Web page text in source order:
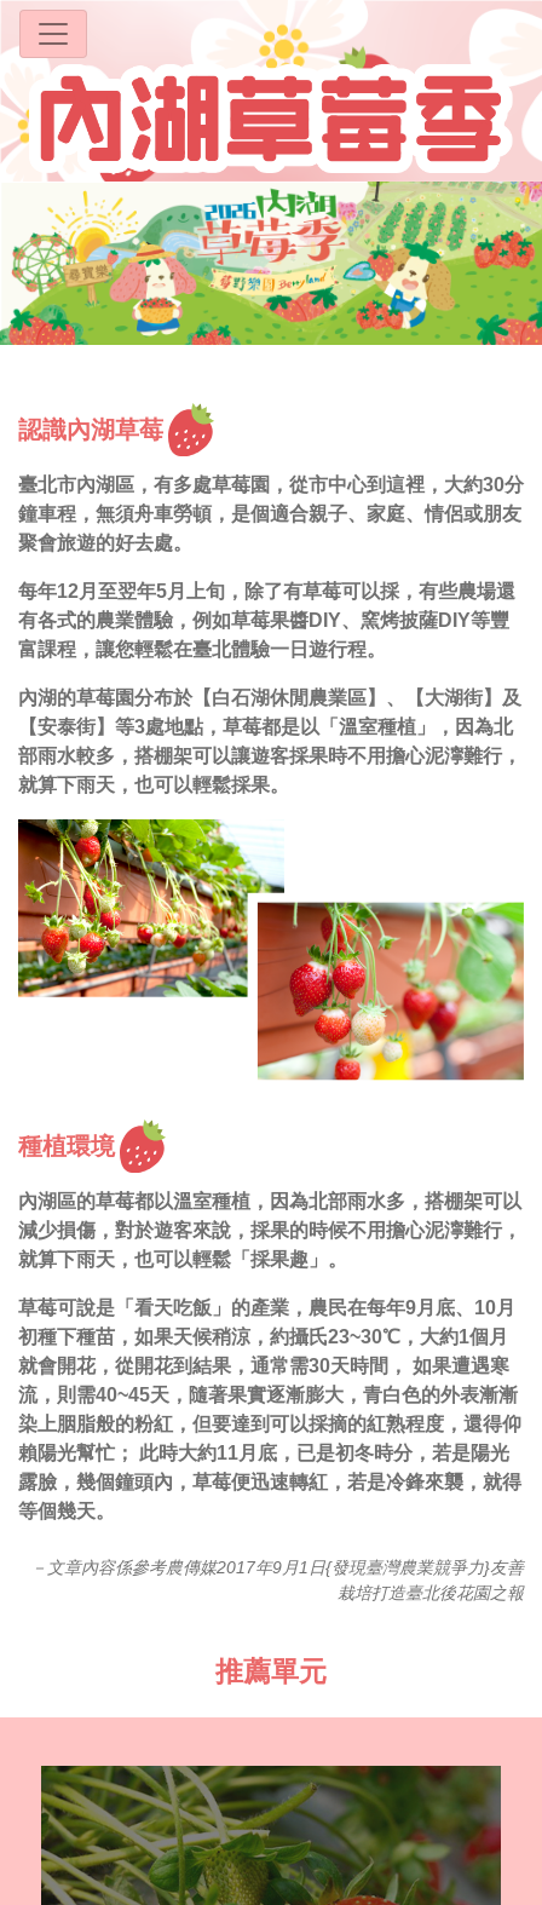
認識內湖草莓
臺北市內湖區，有多處草莓園，從市中心到這裡，大約30分
鐘車程，無須舟車勞頓，是個適合親子、家庭、情侶或朋友
聚會旅遊的好去處。
每年12月至翌年5月上旬，除了有草莓可以採，有些農場還
有各式的農業體驗，例如草莓果醬DIY、窯烤披薩DIY等豐
富課程，讓您輕鬆在臺北體驗一日遊行程。
內湖的草莓園分布於【白石湖休閒農業區】、【大湖街】及
【安泰街】等3處地點，草莓都是以「溫室種植」，因為北
部雨水較多，搭棚架可以讓遊客採果時不用擔心泥濘難行，
就算下雨天，也可以輕鬆採果。
種植環境
內湖區的草莓都以溫室種植，因為北部雨水多，搭棚架可以
減少損傷，對於遊客來說，採果的時候不用擔心泥濘難行，
就算下雨天，也可以輕鬆「採果趣」。
草莓可說是「看天吃飯」的產業，農民在每年9月底、10月
初種下種苗，如果天候稍涼，約攝氏23~30℃，大約1個月
就會開花，從開花到結果，通常需30天時間， 如果遭遇寒
流，則需40~45天，隨著果實逐漸膨大，青白色的外表漸漸
染上胭脂般的粉紅，但要達到可以採摘的紅熟程度，還得仰
賴陽光幫忙； 此時大約11月底，已是初冬時分，若是陽光
露臉，幾個鐘頭內，草莓便迅速轉紅，若是冷鋒來襲，就得
等個幾天。
－文章內容係參考農傳媒2017年9月1日{發現臺灣農業競爭力}友善
栽培打造臺北後花園之報
推薦單元